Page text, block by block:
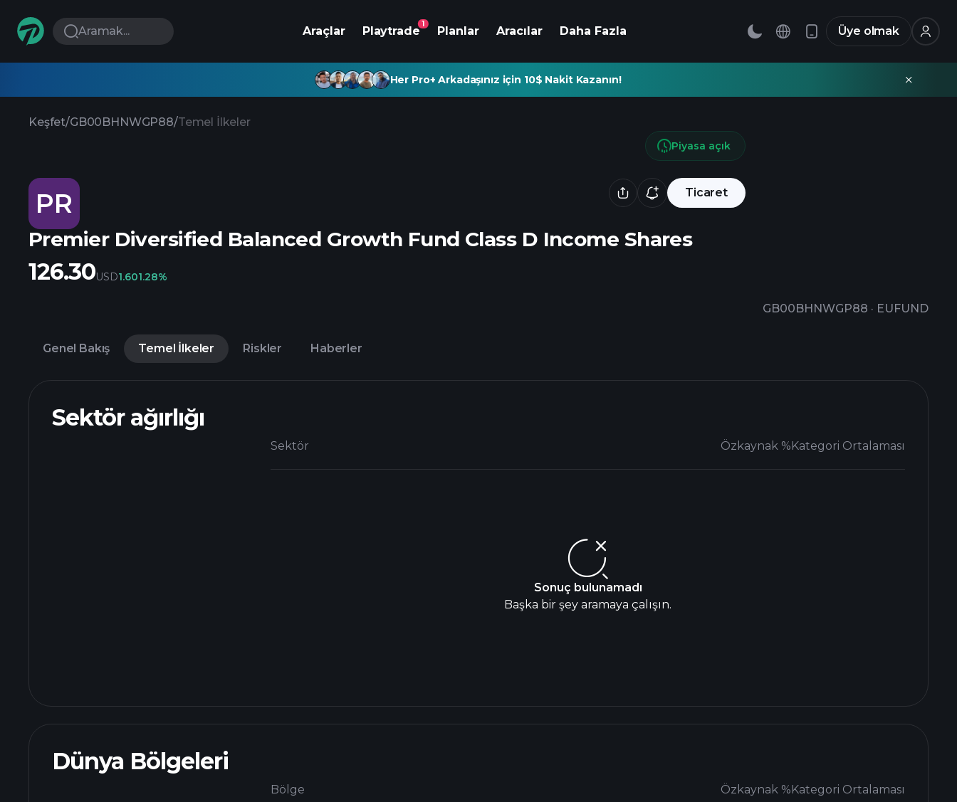
Aramak... Araçlar Playtrade
1
Planlar Aracılar Daha Fazla Üye olmak
Her Pro+ Arkadaşınız için 10$ Nakit Kazanın!
Keşfet/GB00BHNWGP88/Temel İlkeler
PR Ticaret
Premier Diversified Balanced Growth Fund Class D Income Shares
GB00BHNWGP88 · EUFUND
Piyasa açık
126.30USD1.601.28%
Genel Bakış Temel İlkeler Riskler Haberler
Sektör ağırlığı
Sektör Özkaynak %Kategori Ortalaması
Sonuç bulunamadı
Başka bir şey aramaya çalışın.
Dünya Bölgeleri
Bölge Özkaynak %Kategori Ortalaması